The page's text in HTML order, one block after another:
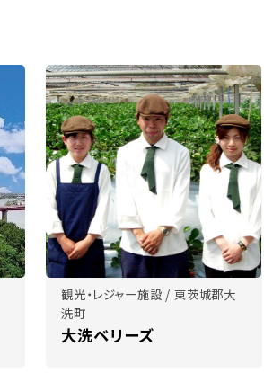
観光・レジャー施設 / 東茨城郡大
洗町
大洗ベリーズ